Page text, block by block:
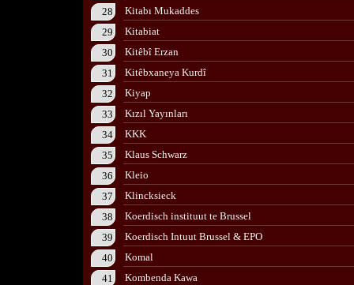
28
Kitabı Mukaddes
29
Kitabiat
30
Kitêbî Erzan
31
Kitêbxaneya Kurdî
32
Kiyap
33
Kızıl Yayınları
34
KKK
35
Klaus Schwarz
36
Kleio
37
Klincksieck
38
Koerdisch instituut te Brussel
39
Koerdisch Intuut Brussel & EPO
40
Komal
41
Kombenda Kawa